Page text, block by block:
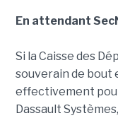
En attendant
Si la Caisse des
souverain de bout
effectivement
Dassault